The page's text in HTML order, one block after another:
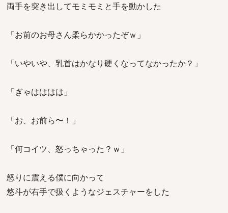
両手を突き出してモミモミと手を動かした
「お前のお母さん柔らかかったぞｗ」
「いやいや、乳首はかなり硬くなってなかったか？」
「ぎゃはははは」
「お、お前ら〜！」
「何コイツ、怒っちゃった？ｗ」
怒りに震える僕に向かって
悠斗が右手で扱くようなジェスチャーをした